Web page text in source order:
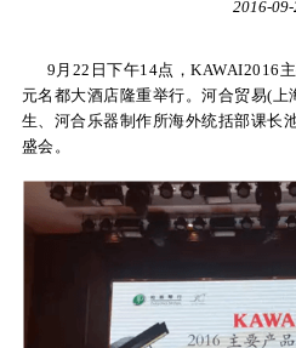
2016-
9月22日下午14点，KAWAI2016
元名都大酒店隆重举行。河合贸易(
生、河合乐器制作所海外统括部课长
盛会。